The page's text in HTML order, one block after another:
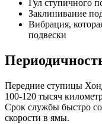
Гул ступичного
Заклинивание
Вибрация,
подвески
Передние ступицы
100-120 тысяч
Срок службы быстро
скорости в ямы.